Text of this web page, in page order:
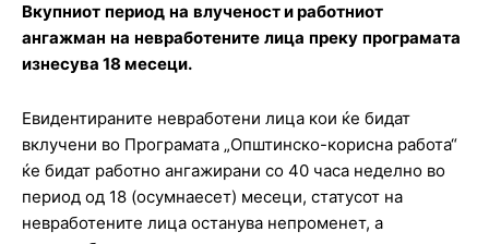
Вкупниот период на влученост и работниот
ангажман на невработените лица преку програмата
изнесува 18 месеци.
Евидентираните невработени лица кои ќе бидат
вклучени во Програмата „Општинско-корисна работа“
ќе бидат работно ангажирани со 40 часа неделно во
период од 18 (осумнаесет) месеци, статусот на
невработените лица останува непроменет, а